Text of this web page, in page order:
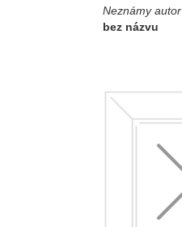
Neznámy autor
bez názvu